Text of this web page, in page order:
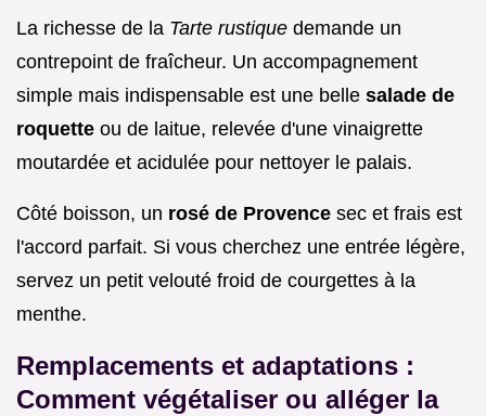
La richesse de la Tarte rustique demande un
contrepoint de fraîcheur. Un accompagnement
simple mais indispensable est une belle salade de
roquette ou de laitue, relevée d'une vinaigrette
moutardée et acidulée pour nettoyer le palais.
Côté boisson, un rosé de Provence sec et frais est
l'accord parfait. Si vous cherchez une entrée légère,
servez un petit velouté froid de courgettes à la
menthe.
Remplacements et adaptations :
Comment végétaliser ou alléger la